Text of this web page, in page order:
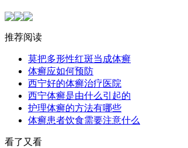
推荐阅读
莫把多形性红斑当成体癣
体癣应如何预防
西宁好的体癣治疗医院
西宁体癣是由什么引起的
护理体癣的方法有哪些
体癣患者饮食需要注意什么
看了又看